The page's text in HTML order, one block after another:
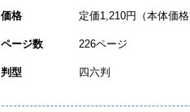
価格 定価1,210円（本体価
ページ数 226ページ
判型 四六判